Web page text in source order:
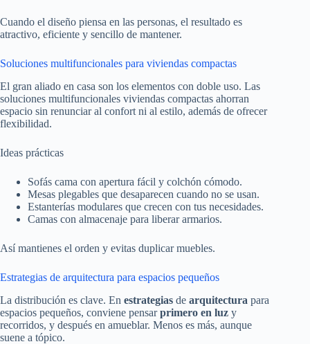
Cuando el diseño piensa en las personas, el resultado es
atractivo, eficiente y sencillo de mantener.
Soluciones multifuncionales para viviendas compactas
El gran aliado en casa son los elementos con doble uso. Las
soluciones multifuncionales viviendas compactas ahorran
espacio sin renunciar al confort ni al estilo, además de ofrecer
flexibilidad.
Ideas prácticas
Sofás cama con apertura fácil y colchón cómodo.
Mesas plegables que desaparecen cuando no se usan.
Estanterías modulares que crecen con tus necesidades.
Camas con almacenaje para liberar armarios.
Así mantienes el orden y evitas duplicar muebles.
Estrategias de arquitectura para espacios pequeños
La distribución es clave. En estrategias de arquitectura para
espacios pequeños, conviene pensarprimero en luz y
recorridos, y después en amueblar. Menos es más, aunque
suene a tópico.